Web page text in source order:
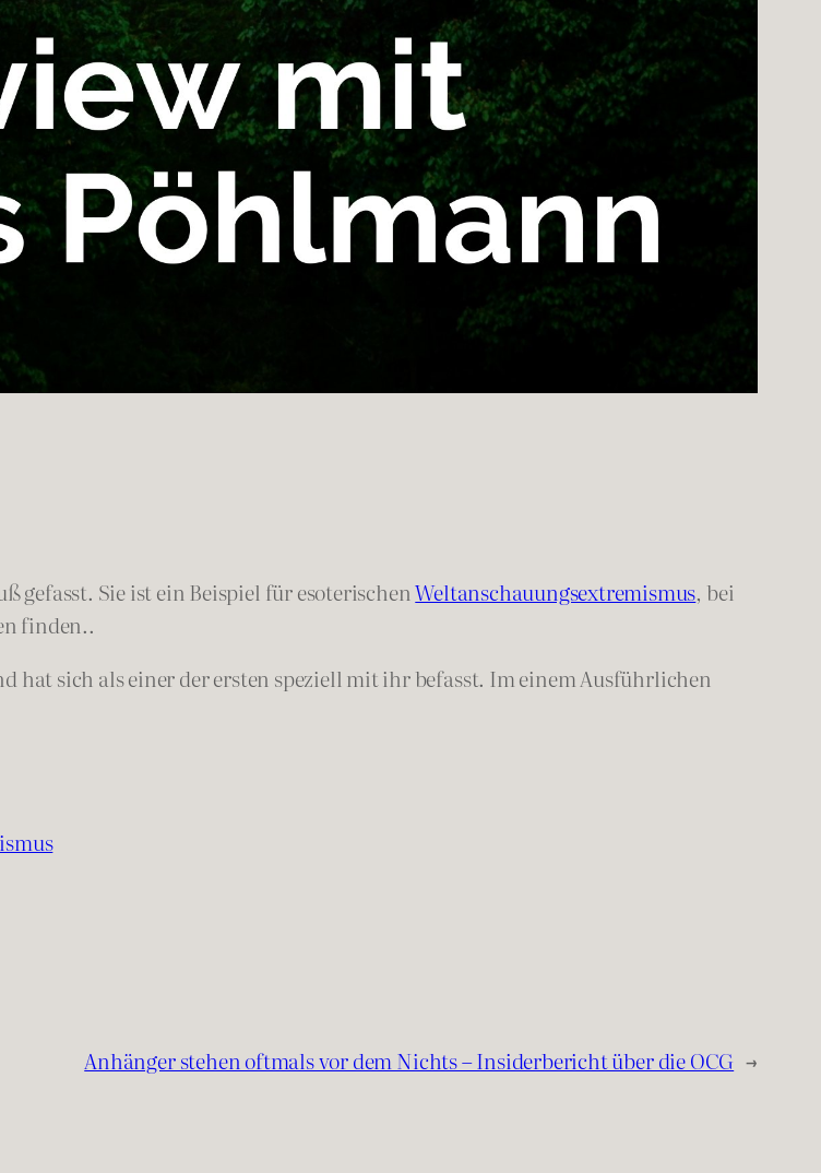
gefasst. Sie ist ein Beispiel für esoterischenWeltanschauungsextremismus, bei
finden..
sich als einer der ersten speziell mit ihr befasst. Im einem Ausführlichen
Anhänger stehen oftmals vor dem Nichts – Insiderbericht über die OCG →